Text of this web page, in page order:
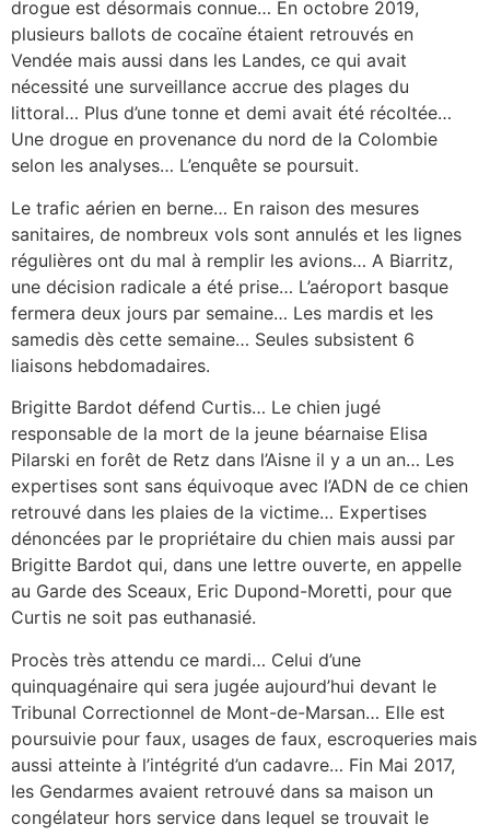
drogue est désormais connue… En octobre 2019,
plusieurs ballots de cocaïne étaient retrouvés en
Vendée mais aussi dans les Landes, ce qui avait
nécessité une surveillance accrue des plages du
littoral… Plus d’une tonne et demi avait été récoltée…
Une drogue en provenance du nord de la Colombie
selon les analyses… L’enquête se poursuit.
Le trafic aérien en berne… En raison des mesures
sanitaires, de nombreux vols sont annulés et les lignes
régulières ont du mal à remplir les avions… A Biarritz,
une décision radicale a été prise… L’aéroport basque
fermera deux jours par semaine… Les mardis et les
samedis dès cette semaine… Seules subsistent 6
liaisons hebdomadaires.
Brigitte Bardot défend Curtis… Le chien jugé
responsable de la mort de la jeune béarnaise Elisa
Pilarski en forêt de Retz dans l’Aisne il y a un an… Les
expertises sont sans équivoque avec l’ADN de ce chien
retrouvé dans les plaies de la victime… Expertises
dénoncées par le propriétaire du chien mais aussi par
Brigitte Bardot qui, dans une lettre ouverte, en appelle
au Garde des Sceaux, Eric Dupond-Moretti, pour que
Curtis ne soit pas euthanasié.
Procès très attendu ce mardi… Celui d’une
quinquagénaire qui sera jugée aujourd’hui devant le
Tribunal Correctionnel de Mont-de-Marsan… Elle est
poursuivie pour faux, usages de faux, escroqueries mais
aussi atteinte à l’intégrité d’un cadavre… Fin Mai 2017,
les Gendarmes avaient retrouvé dans sa maison un
congélateur hors service dans lequel se trouvait le